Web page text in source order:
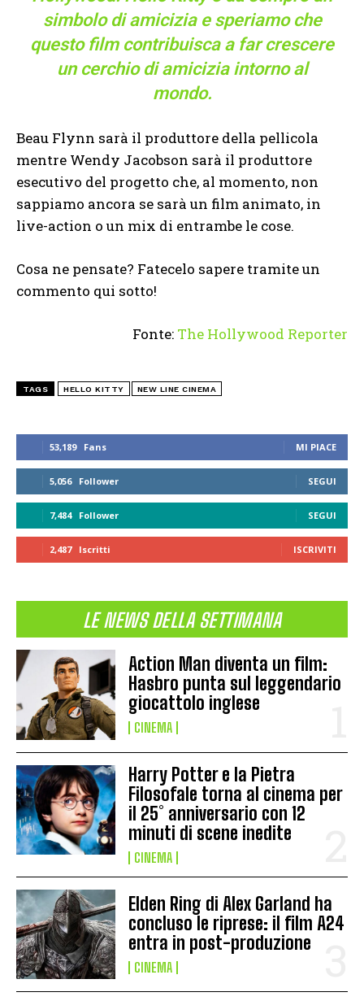
53,189 Fans MI PIACE
5,056 Follower SEGUI
7,484 Follower SEGUI
2,487 Iscritti ISCRIVITI
LE NEWS DELLA SETTIMANA
Action Man diventa un film:
Hasbro punta sul leggendario
giocattolo inglese
CINEMA
Harry Potter e la Pietra
Filosofale torna al cinema per
il 25° anniversario con 12
minuti di scene inedite
CINEMA
Elden Ring di Alex Garland ha
concluso le riprese: il film A24
entra in post-produzione
CINEMA
simbolo di amicizia e speriamo che
questo film contribuisca a far crescere
un cerchio di amicizia intorno al
mondo.
Beau Flynn sarà il produttore della pellicola
mentre Wendy Jacobson sarà il produttore
esecutivo del progetto che, al momento, non
sappiamo ancora se sarà un film animato, in
live-action o un mix di entrambe le cose.
Cosa ne pensate? Fatecelo sapere tramite un
commento qui sotto!
Fonte: The Hollywood Reporter
TAGS HELLO KITTY NEW LINE CINEMA